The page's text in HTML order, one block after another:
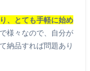
、とても手軽に始め
様々なので、自分が
納品すれば問題あり